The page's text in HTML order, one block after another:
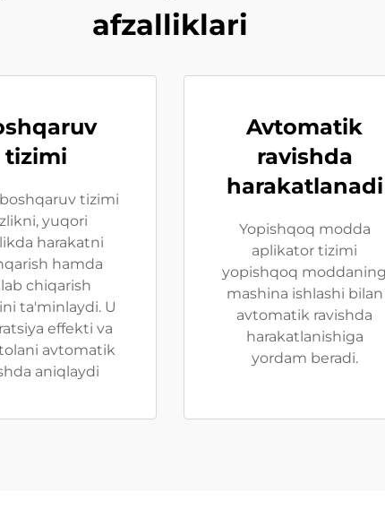
afzalliklari
tizimi
tizimi
yuqori
harakatni
hamda
chiqarish
ta'minlaydi. U
effekti va
avtomatik
aniqlaydi
Avtomatik
ravishda
harakatlanadi
Yopishqoq modda
aplikator tizimi
yopishqoq moddaning
mashina ishlashi bilan
avtomatik ravishda
harakatlanishiga
yordam beradi.